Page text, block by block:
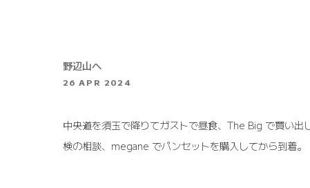
野辺山へ
26 APR 2024
中央道を須玉で降りてガストで昼食、The Big で買い出
検の相談、megane でパンセットを購入してから到着。